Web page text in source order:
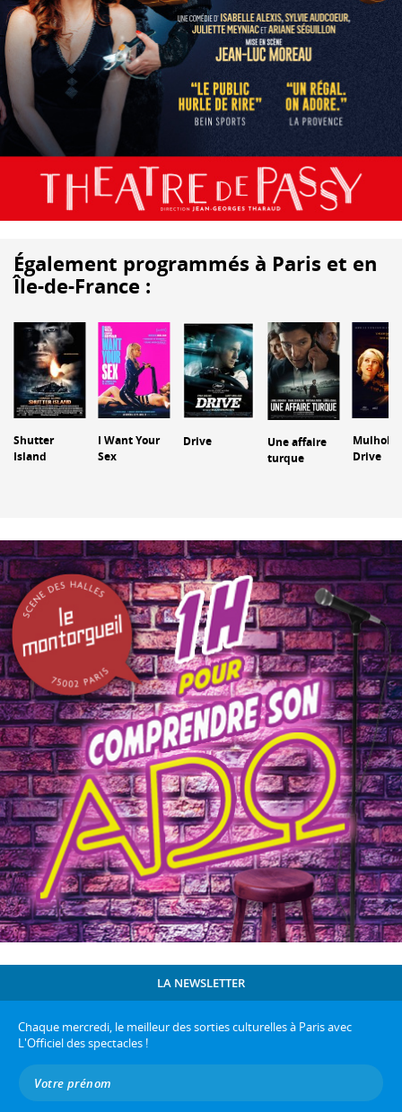
Également programmés à Paris et en
Île-de-France :
Shutter
Island
I Want Your
Sex
Drive
Une affaire
turque
Drive
LA NEWSLETTER
Chaque mercredi, le meilleur des sorties culturelles à Paris avec
L'Officiel des spectacles !